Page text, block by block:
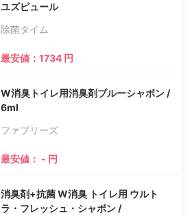
ユズピュール
除菌タイム
最安値：1734 円
W消臭トイレ用消臭剤ブルーシャボン /
6ml
ファブリーズ
最安値： - 円
消臭剤+抗菌 W消臭 トイレ用 ウルト
ラ・フレッシュ・シャボン /